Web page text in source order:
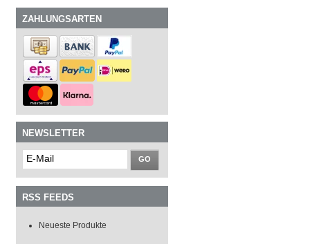
ZAHLUNGSARTEN
NEWSLETTER
GO
RSS FEEDS
Neueste Produkte